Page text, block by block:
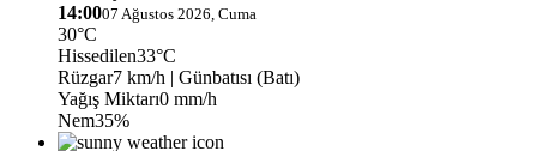
14:0007 Ağustos 2026, Cuma
30°C
Hissedilen33°C
Rüzgar7 km/h | Günbatısı (Batı)
Yağış Miktarı0 mm/h
Nem35%